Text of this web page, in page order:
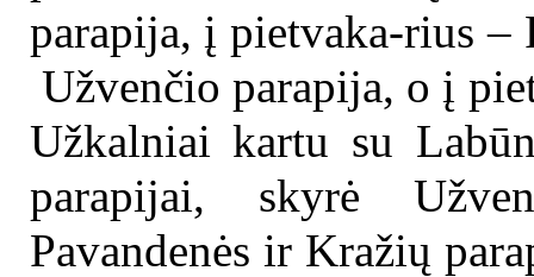
parapija, į pietvaka-rius –
Užvenčio parapija, o į
Užkalniai kartu su
parapijai, skyrė
Pavandenės ir Kražių